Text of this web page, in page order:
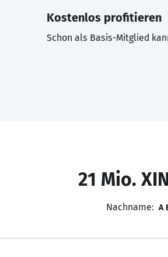
Kostenlos profitieren
Schon als Basis-Mitglied
21 Mio.
Nachname: A